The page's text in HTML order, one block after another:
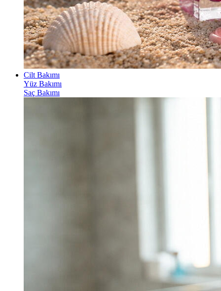
Cilt Bakımı
Yüz Bakımı
Saç Bakımı